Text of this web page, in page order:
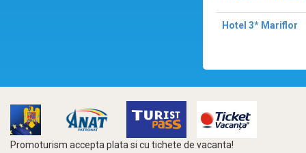
Hotel 3* Mariflor
Promoturism accepta plata si cu tichete de vacanta!